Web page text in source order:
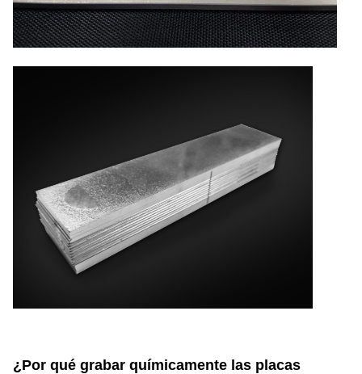
¿Por qué grabar químicamente las placas